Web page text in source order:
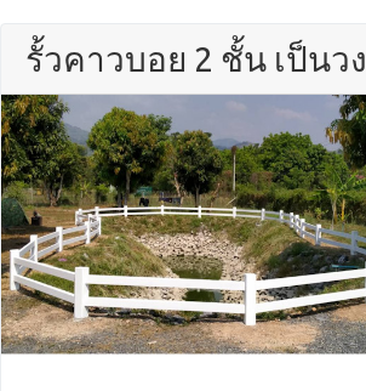
รั้วคาวบอย 2 ชั้น เป็นวง